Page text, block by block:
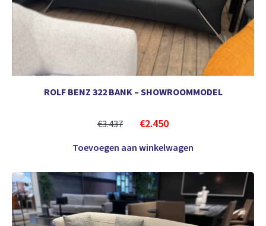
ROLF BENZ 322 BANK – SHOWROOMMODEL
€3.437 €2.450
Toevoegen aan winkelwagen